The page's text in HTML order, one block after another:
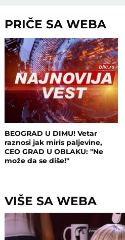
PRIČE SA WEBA
BEOGRAD U DIMU! Vetar
raznosi jak miris paljevine,
CEO GRAD U OBLAKU: "Ne
može da se diše!"
VIŠE SA WEBA